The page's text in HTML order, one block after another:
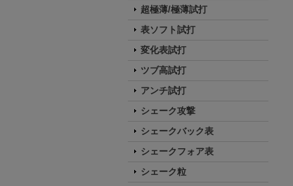
超極薄/極薄試打
表ソフト試打
変化表試打
ツブ高試打
アンチ試打
シェーク攻撃
シェークバック表
シェークフォア表
シェーク粒